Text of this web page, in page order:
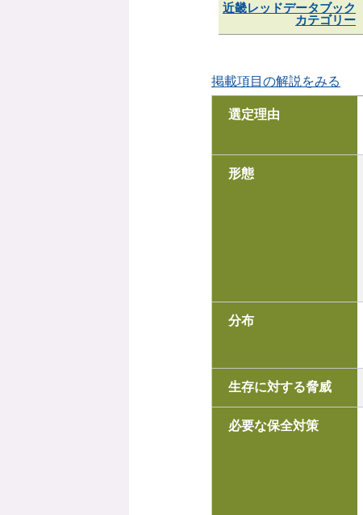
近畿レッドデータブック
カテゴリー
掲載項目の解説をみる
選定理由
形態
分布
生存に対する脅威
必要な保全対策